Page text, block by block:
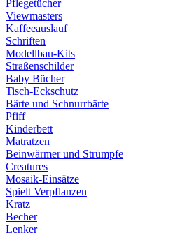
Pflegetücher
Viewmasters
Kaffeeauslauf
Schriften
Modellbau-Kits
Straßenschilder
Baby Bücher
Tisch-Eckschutz
Bärte und Schnurrbärte
Pfiff
Kinderbett
Matratzen
Beinwärmer und Strümpfe
Creatures
Mosaik-Einsätze
Spielt Verpflanzen
Kratz
Becher
Lenker